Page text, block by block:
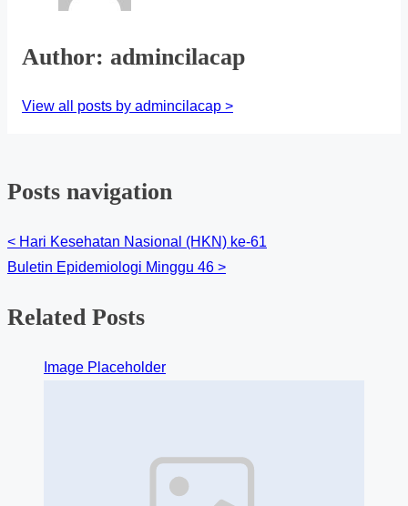
Author: admincilacap
View all posts by admincilacap >
Posts navigation
< Hari Kesehatan Nasional (HKN) ke-61
Buletin Epidemiologi Minggu 46 >
Related Posts
Image Placeholder